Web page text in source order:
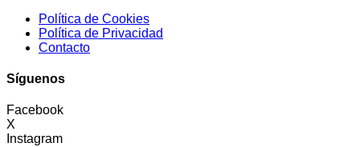
Política de Cookies
Política de Privacidad
Contacto
Síguenos
Facebook
X
Instagram